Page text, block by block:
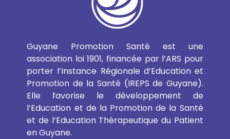
Guyane Promotion Santé est une
association loi 1901, financée par l’ARS pour
porter l’Instance Régionale d’Education et
Promotion de la Santé (IREPS de Guyane).
Elle favorise le développement de
l’Education et de la Promotion de la Santé
et de l’Education Thérapeutique du Patient
en Guyane.